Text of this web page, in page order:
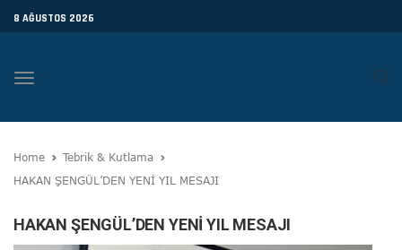
8 AĞUSTOS 2026
Toggle
Home
Tebrik & Kutlama
HAKAN ŞENGÜL’DEN YENİ YIL MESAJI
HAKAN ŞENGÜL’DEN YENİ YIL MESAJI